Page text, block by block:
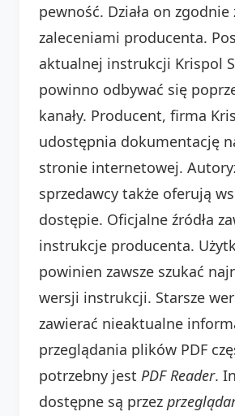
pewność. Działa on zgodnie
zaleceniami producenta.
aktualnej instrukcji Krispol
powinno odbywać się
kanały. Producent, firma
udostępnia dokumentację
stronie internetowej.
sprzedawcy także oferują
dostępie. Oficjalne źródła
instrukcje producenta.
powinien zawsze szukać
wersji instrukcji. Starsze
zawierać nieaktualne
przeglądania plików PDF
potrzebny jest PDF Reader.
dostępne są przez